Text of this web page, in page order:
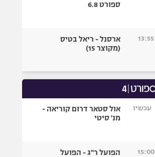
ספורט 6.8
13:55
ארסנל - ריאל בטיס
(מקוצר 15)
עכשיו
אול סטאר דרום קוריאה -
מנ' סיטי
15:00
הפועל ר"ג - הפועל